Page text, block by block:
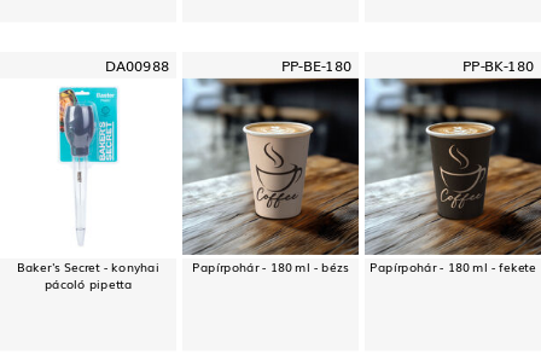
DA00988
Baker's Secret - konyhai
pácoló pipetta
PP-BE-180
Papírpohár - 180 ml - bézs
PP-BK-180
Papírpohár - 180 ml - fekete